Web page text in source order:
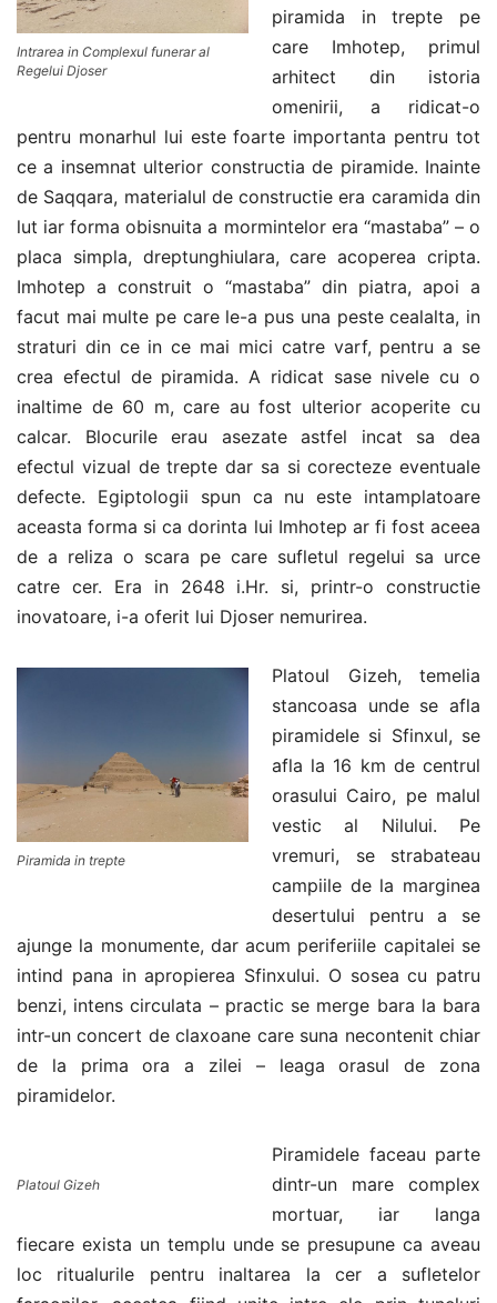
Intrarea in Complexul funerar al
Regelui Djoser
piramida in trepte pe
care Imhotep, primul
arhitect din istoria
omenirii, a ridicat-o
pentru monarhul lui este foarte importanta pentru tot
ce a insemnat ulterior constructia de piramide. Inainte
de Saqqara, materialul de constructie era caramida din
lut iar forma obisnuita a mormintelor era “mastaba” – o
placa simpla, dreptunghiulara, care acoperea cripta.
Imhotep a construit o “mastaba” din piatra, apoi a
facut mai multe pe care le-a pus una peste cealalta, in
straturi din ce in ce mai mici catre varf, pentru a se
crea efectul de piramida. A ridicat sase nivele cu o
inaltime de 60 m, care au fost ulterior acoperite cu
calcar. Blocurile erau asezate astfel incat sa dea
efectul vizual de trepte dar sa si corecteze eventuale
defecte. Egiptologii spun ca nu este intamplatoare
aceasta forma si ca dorinta lui Imhotep ar fi fost aceea
de a reliza o scara pe care sufletul regelui sa urce
catre cer. Era in 2648 i.Hr. si, printr-o constructie
inovatoare, i-a oferit lui Djoser nemurirea.
Piramida in trepte
Platoul Gizeh, temelia
stancoasa unde se afla
piramidele si Sfinxul, se
afla la 16 km de centrul
orasului Cairo, pe malul
vestic al Nilului. Pe
vremuri, se strabateau
campiile de la marginea
desertului pentru a se
ajunge la monumente, dar acum periferiile capitalei se
intind pana in apropierea Sfinxului. O sosea cu patru
benzi, intens circulata – practic se merge bara la bara
intr-un concert de claxoane care suna necontenit chiar
de la prima ora a zilei – leaga orasul de zona
piramidelor.
Platoul Gizeh
Piramidele faceau parte
dintr-un mare complex
mortuar, iar langa
fiecare exista un templu unde se presupune ca aveau
loc ritualurile pentru inaltarea la cer a sufletelor